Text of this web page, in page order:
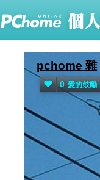
pchome 雜
0 愛的鼓勵